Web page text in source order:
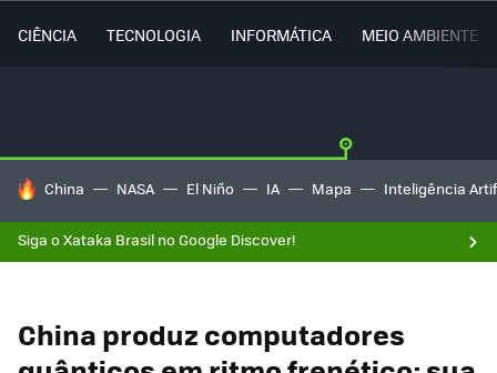
CIÊNCIA TECNOLOGIA INFORMÁTICA MEIO AMBIENTE
TENDÊNCIAS DO DIA
China NASA El Niño IA Mapa Inteligência
Siga o Xataka Brasil no Google Discover!
China produz computadores